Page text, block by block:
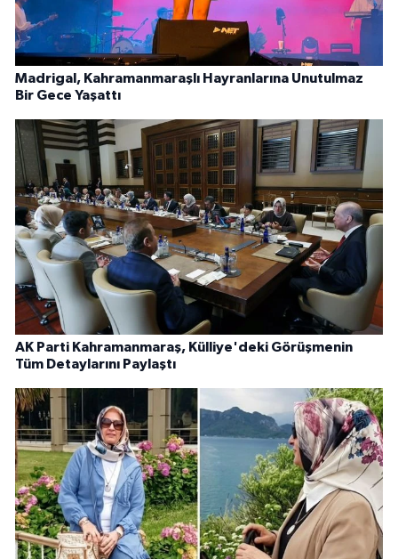
Madrigal, Kahramanmaraşlı Hayranlarına Unutulmaz
Bir Gece Yaşattı
AK Parti Kahramanmaraş, Külliye'deki Görüşmenin
Tüm Detaylarını Paylaştı